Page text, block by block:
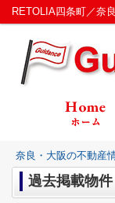
RETOLIA四条町／奈
奈良・大阪の不動産
過去掲載物件